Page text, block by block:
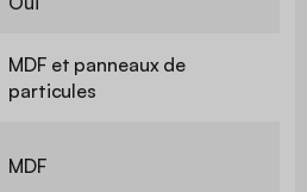
MDF et panneaux de
particules
MDF